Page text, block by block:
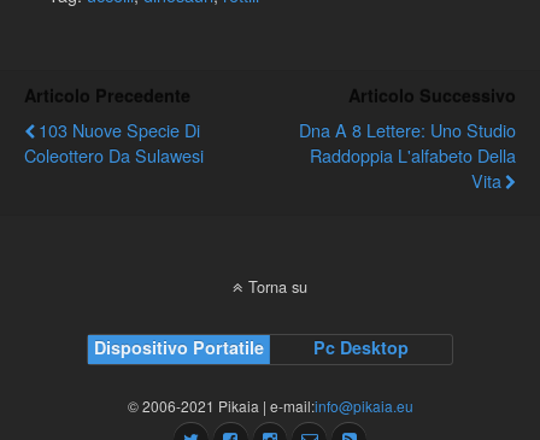
Articolo Precedente
103 Nuove Specie Di
Coleottero Da Sulawesi
Articolo Successivo
Dna A 8 Lettere: Uno Studio
Raddoppia L'alfabeto Della
Vita
Torna su
Dispositivo Portatile Pc Desktop
© 2006-2021 Pikaia | e-mail:info@pikaia.eu